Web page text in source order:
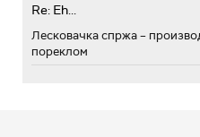
Re: Eh...
Лесковачка спржа –
пореклом